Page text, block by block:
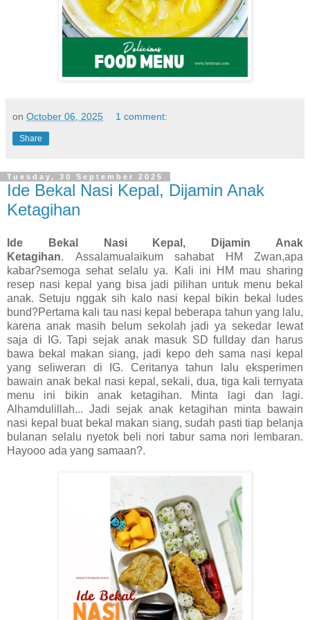
on October 06, 2025 1 comment:
Share
Tuesday, 30 September 2025
Ide Bekal Nasi Kepal, Dijamin Anak
Ketagihan
Ide Bekal Nasi Kepal, Dijamin Anak
Ketagihan. Assalamualaikum sahabat HM Zwan,apa
kabar?semoga sehat selalu ya. Kali ini HM mau sharing
resep nasi kepal yang bisa jadi pilihan untuk menu bekal
anak. Setuju nggak sih kalo nasi kepal bikin bekal ludes
bund?Pertama kali tau nasi kepal beberapa tahun yang lalu,
karena anak masih belum sekolah jadi ya sekedar lewat
saja di IG. Tapi sejak anak masuk SD fullday dan harus
bawa bekal makan siang, jadi kepo deh sama nasi kepal
yang seliweran di IG. Ceritanya tahun lalu eksperimen
bawain anak bekal nasi kepal, sekali, dua, tiga kali ternyata
menu ini bikin anak ketagihan. Minta lagi dan lagi.
Alhamdulillah... Jadi sejak anak ketagihan minta bawain
nasi kepal buat bekal makan siang, sudah pasti tiap belanja
bulanan selalu nyetok beli nori tabur sama nori lembaran.
Hayooo ada yang samaan?.